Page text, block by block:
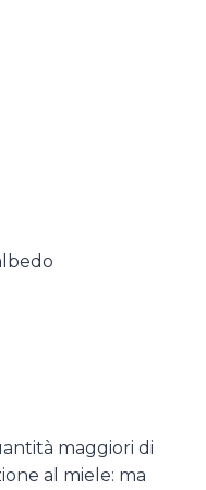
maggiori di
al miele: ma